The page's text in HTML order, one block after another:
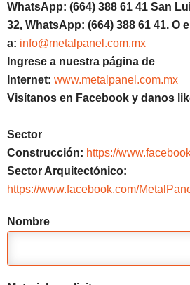
WhatsApp: (664) 388 61 41 San
32, WhatsApp: (664) 388 61 41. O
a: info@metalpanel.com.mx
Ingrese a nuestra página de
Internet: www.metalpanel.com.mx
Visítanos en Facebook y danos
Sector
Construcción: https://
Sector Arquitectónico:
https://www.facebook.com/
Nombre